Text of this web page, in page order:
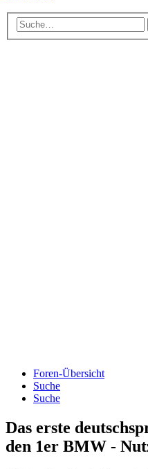
Foren-Übersicht
Suche
Suche
Das erste
den 1er BMW -